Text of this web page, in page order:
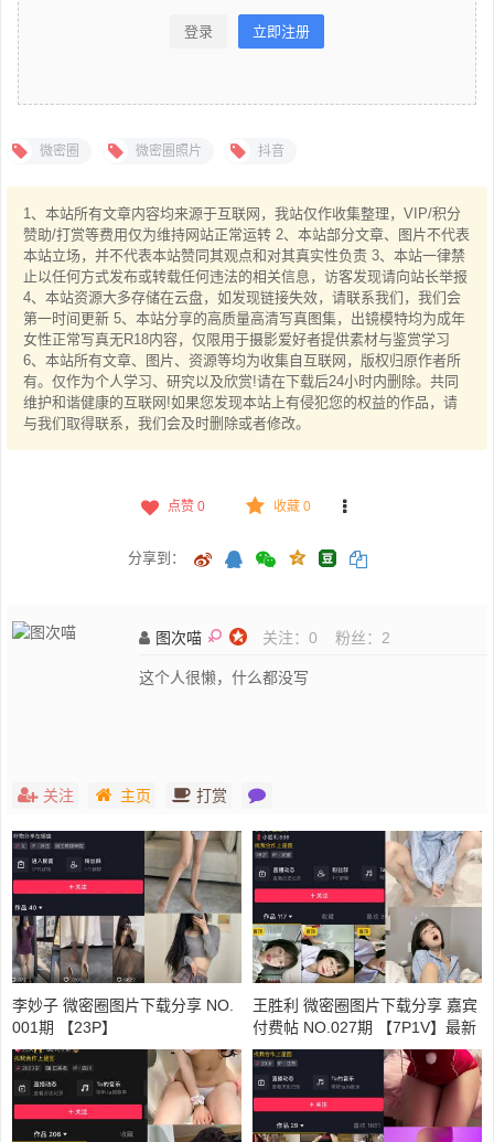
登录 立即注册
微密圈 微密圈照片 抖音
1、本站所有文章内容均来源于互联网，我站仅作收集整理，VIP/积分
赞助/打赏等费用仅为维持网站正常运转 2、本站部分文章、图片不代表
本站立场，并不代表本站赞同其观点和对其真实性负责 3、本站一律禁
止以任何方式发布或转载任何违法的相关信息，访客发现请向站长举报
4、本站资源大多存储在云盘，如发现链接失效，请联系我们，我们会
第一时间更新 5、本站分享的高质量高清写真图集，出镜模特均为成年
女性正常写真无R18内容，仅限用于摄影爱好者提供素材与鉴赏学习
6、本站所有文章、图片、资源等均为收集自互联网，版权归原作者所
有。仅作为个人学习、研究以及欣赏!请在下载后24小时内删除。共同
维护和谐健康的互联网!如果您发现本站上有侵犯您的权益的作品，请
与我们取得联系，我们会及时删除或者修改。
点赞 0 收藏 0
分享到：
图次喵 关注： 0 粉丝： 2
这个人很懒，什么都没写
关注 主页 打赏
李妙子 微密圈图片下载分享 NO.
001期 【23P】
王胜利 微密圈图片下载分享 嘉宾
付费帖 NO.027期 【7P1V】最新
至：2023.9.15